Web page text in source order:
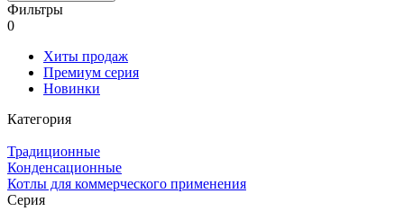
Фильтры
0
Хиты продаж
Премиум серия
Новинки
Категория
Традиционные
Конденсационные
Котлы для коммерческого применения
Серия